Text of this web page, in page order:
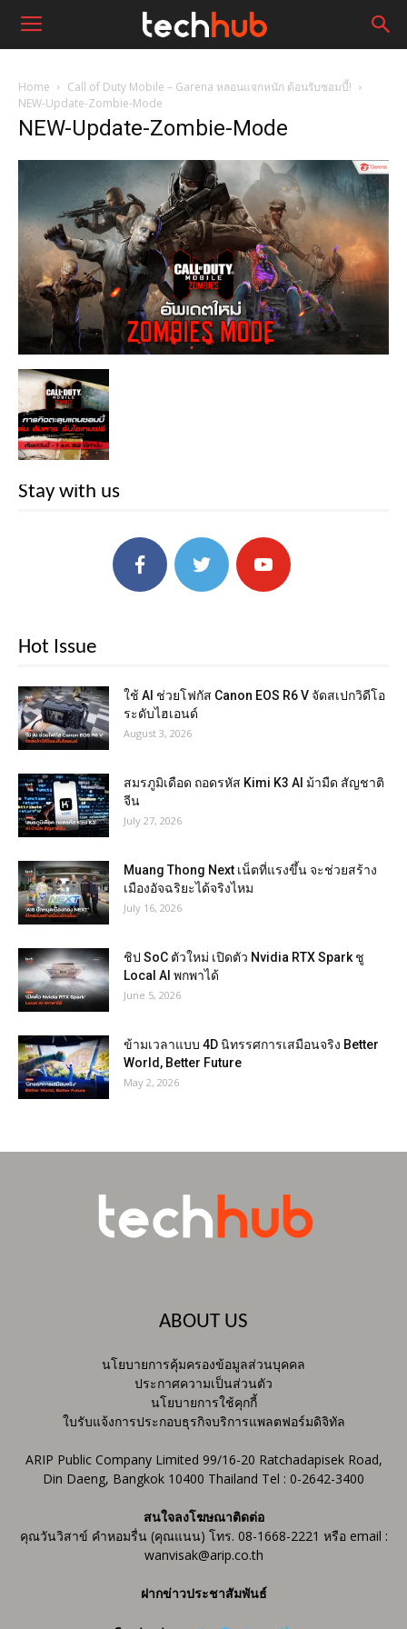
Home
Call of Duty Mobile – Garena หลอนแจกหนัก ต้อนรับซอมบี้!
NEW-Update-Zombie-Mode
NEW-Update-Zombie-Mode
Stay with us
Hot Issue
ใช้ AI ช่วยโฟกัส Canon EOS R6 V จัดสเปกวิดีโอ
ระดับไฮเอนด์
August 3, 2026
สมรภูมิเดือด ถอดรหัส Kimi K3 AI ม้ามืด สัญชาติ
จีน
July 27, 2026
Muang Thong Next เน็ตที่แรงขึ้น จะช่วยสร้าง
เมืองอัจฉริยะได้จริงไหม
July 16, 2026
ชิป SoC ตัวใหม่ เปิดตัว Nvidia RTX Spark ชู
Local AI พกพาได้
June 5, 2026
ข้ามเวลาแบบ 4D นิทรรศการเสมือนจริง Better
World, Better Future
May 2, 2026
ABOUT US
นโยบายการคุ้มครองข้อมูลส่วนบุคคล
ประกาศความเป็นส่วนตัว
นโยบายการใช้คุกกี้
ใบรับแจ้งการประกอบธุรกิจบริการแพลตฟอร์มดิจิทัล
ARIP Public Company Limited 99/16-20 Ratchadapisek Road,
Din Daeng, Bangkok 10400 Thailand Tel : 0-2642-3400
สนใจลงโฆษณาติดต่อ
คุณวันวิสาข์ คำหอมรื่น (คุณแนน) โทร. 08-1668-2221 หรือ email :
wanvisak@arip.co.th
ฝากข่าวประชาสัมพันธ์